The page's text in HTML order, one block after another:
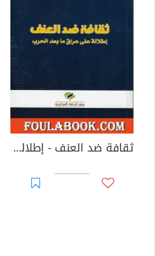
ثقافة ضد العنف - إطلالة على عراق ما بعد الحرب